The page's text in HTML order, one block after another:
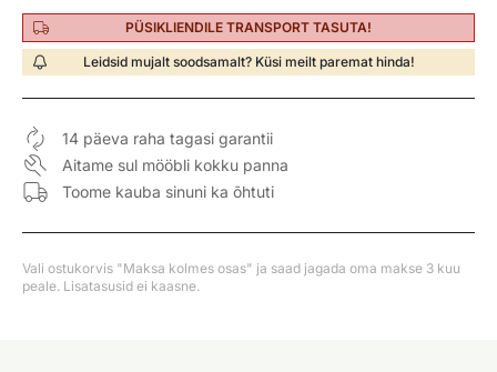
PÜSIKLIENDILE TRANSPORT TASUTA!
Leidsid mujalt soodsamalt? Küsi meilt paremat hinda!
14 päeva raha tagasi garantii
Aitame sul mööbli kokku panna
Toome kauba sinuni ka õhtuti
Vali ostukorvis "Maksa kolmes osas" ja saad jagada oma makse 3 kuu
peale. Lisatasusid ei kaasne.